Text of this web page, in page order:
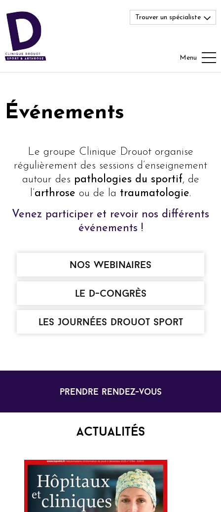
Trouver un spécialiste
Menu
Événements
Le groupe Clinique Drouot organise
régulièrement des sessions d’enseignement
autour des pathologies du sportif, de
l’arthrose ou de la traumatologie.
Venez participer et revoir nos différents
événements !
nos webinaires
le d-congrès
les Journées Drouot Sport
prendre rendez-vous
Actualités